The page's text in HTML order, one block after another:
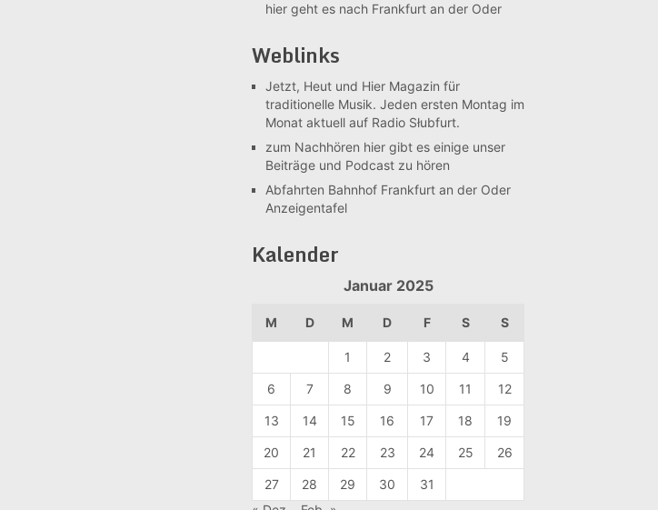
hier geht es nach Frankfurt an der Oder
Weblinks
Jetzt, Heut und Hier Magazin für
traditionelle Musik. Jeden ersten Montag im
Monat aktuell auf Radio Słubfurt.
zum Nachhören hier gibt es einige unser
Beiträge und Podcast zu hören
Abfahrten Bahnhof Frankfurt an der Oder
Anzeigentafel
Kalender
Januar 2025
M D M D F S S
1 2 3 4 5
6 7 8 9 10 11 12
13 14 15 16 17 18 19
20 21 22 23 24 25 26
27 28 29 30
31